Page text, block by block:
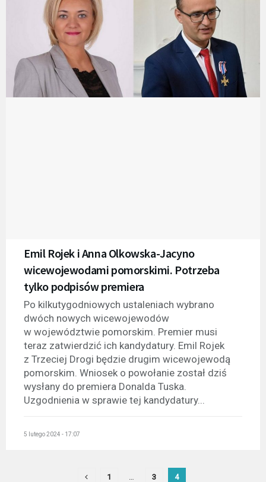
Emil Rojek i Anna Olkowska-Jacyno
wicewojewodami pomorskimi. Potrzeba
tylko podpisów premiera
Po kilkutygodniowych ustaleniach wybrano
dwóch nowych wicewojewodów
w województwie pomorskim. Premier musi
teraz zatwierdzić ich kandydatury. Emil Rojek
z Trzeciej Drogi będzie drugim wicewojewodą
pomorskim. Wniosek o powołanie został dziś
wysłany do premiera Donalda Tuska.
Uzgodnienia w sprawie tej kandydatury...
5 lutego 2024 - 17:07
1 3 4